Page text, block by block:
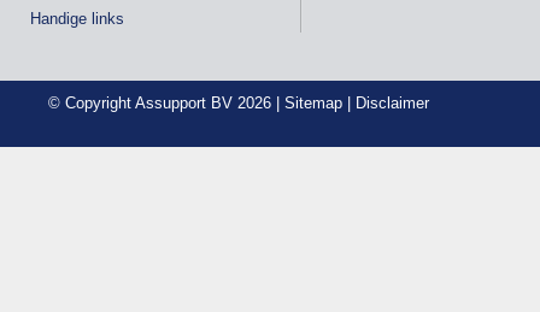
Handige links
© Copyright Assupport BV 2026 | Sitemap Disclaimer